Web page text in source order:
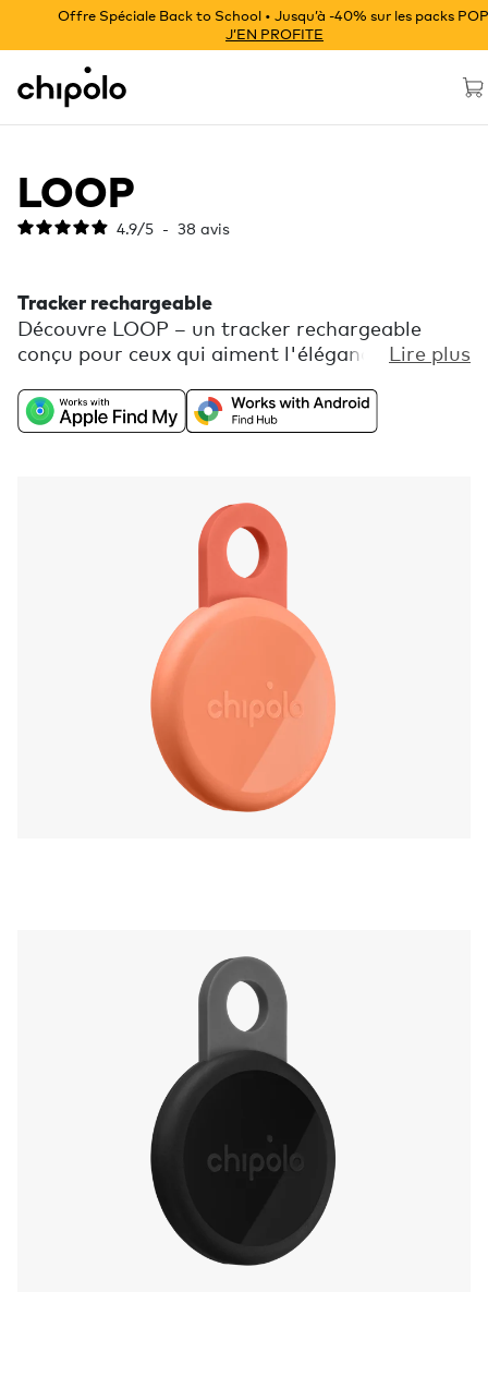
Offre Spéciale Back to School • Jusqu’à -40% sur les packs
J’EN PROFITE
Chipolo - Home page
LOOP
4.9/5 - 38 avis
Tracker rechargeable
Découvre LOOP – un tracker rechargeable
conçu pour ceux qui aiment l'élégance jusque
compatibilité universelle avec Localiser d’Apple
ou Google, un choix de couleurs fun, et une
gratuites comme Fais sonner ton téléphone via
l’application Chipolo.
Lire plus